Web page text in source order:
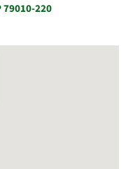
79010-220